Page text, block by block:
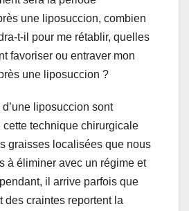
une liposuccion, combien
t-il pour me rétablir, quelles
favoriser ou entraver mon
une liposuccion ?
d’une liposuccion sont
technique chirurgicale
graisses localisées que nous
à éliminer avec un régime et
il arrive parfois que
des craintes reportent la